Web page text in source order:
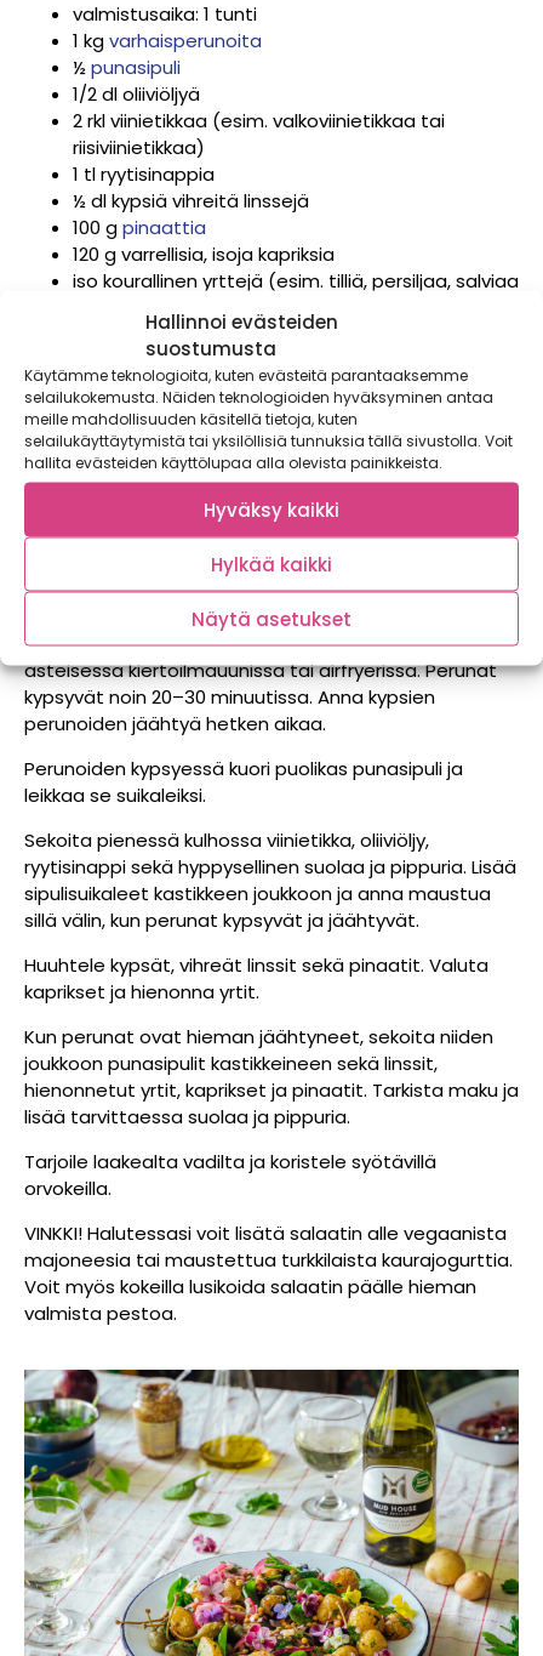
Hallinnoi evästeiden
suostumusta
Käytämme teknologioita, kuten evästeitä parantaaksemme
selailukokemusta. Näiden teknologioiden hyväksyminen antaa
meille mahdollisuuden käsitellä tietoja, kuten
selailukäyttäytymistä tai yksilöllisiä tunnuksia tällä sivustolla. Voit
hallita evästeiden käyttölupaa alla olevista painikkeista.
Hyväksy kaikki
Hylkää kaikki
Näytä asetukset
valmistusaika: 1 tunti
1 kgvarhaisperunoita
½punasipuli
1/2 dl oliiviöljyä
2 rkl viinietikkaa (esim. valkoviinietikkaa tai
riisiviinietikkaa)
1 tl ryytisinappia
½ dl kypsiä vihreitä linssejä
100 gpinaattia
120 g varrellisia, isoja kapriksia
iso kourallinen yrttejä (esim. tilliä, persiljaa, salviaa
ja minttua)
lisäksi maustamiseen, kypsentämiseen ja
tarjoiluun:
suolaa
pippuria
oliiviöljyä
Pese varhaisperunat ja leikkaa isot perunat suupalan
kokoisiksi lohkoiksi. Pienet perunat voit jättää
kokonaisiksi. Mausta perunat kevyesti suolalla,
pippurilla ja oliiviöljyllä ja paahda ne kypsiksi
haluamallasi tavalla esimerkiksi grillissä, noin 200-
asteisessa kiertoilmauunissa tai airfryerissä. Perunat
kypsyvät noin 20–30 minuutissa. Anna kypsien
perunoiden jäähtyä hetken aikaa.
Perunoiden kypsyessä kuori puolikas punasipuli ja
leikkaa se suikaleiksi.
Sekoita pienessä kulhossa viinietikka, oliiviöljy,
ryytisinappi sekä hyppysellinen suolaa ja pippuria. Lisää
sipulisuikaleet kastikkeen joukkoon ja anna maustua
sillä välin, kun perunat kypsyvät ja jäähtyvät.
Huuhtele kypsät, vihreät linssit sekä pinaatit. Valuta
kaprikset ja hienonna yrtit.
Kun perunat ovat hieman jäähtyneet, sekoita niiden
joukkoon punasipulit kastikkeineen sekä linssit,
hienonnetut yrtit, kaprikset ja pinaatit. Tarkista maku ja
lisää tarvittaessa suolaa ja pippuria.
Tarjoile laakealta vadilta ja koristele syötävillä
orvokeilla.
VINKKI! Halutessasi voit lisätä salaatin alle vegaanista
majoneesia tai maustettua turkkilaista kaurajogurttia.
Voit myös kokeilla lusikoida salaatin päälle hieman
valmista pestoa.